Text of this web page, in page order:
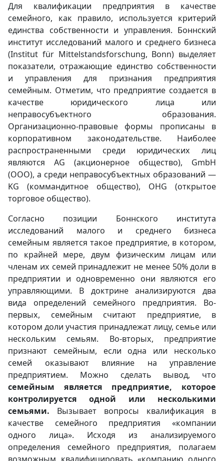
Для квалификации предприятия в качестве
семейного, как правило, используется критерий
единства собственности и управления. Боннский
институт исследований малого и среднего бизнеса
(Institut für Mittelstandsforschung, Bonn) выделяет
показатели, отражающие единство собственности
и управления для признания предприятия
семейным. Отметим, что предприятие создается в
качестве юридического лица или
неправосубъектного образования.
Организационно-правовые формы прописаны в
корпоративном законодательстве. Наиболее
распространенными среди юридических лиц
являются AG (акционерное общество), GmbH
(ООО), а среди неправосубъектных образований —
KG (коммандитное общество), OHG (открытое
торговое общество).
Согласно позиции Боннского института
исследований малого и среднего бизнеса
семейным является такое предприятие, в котором,
по крайней мере, двум физическим лицам или
членам их семей принадлежит не менее 50% доли в
предприятии и одновременно они являются его
управляющими. В доктрине анализируются два
вида определений семейного предприятия. Во-
первых, семейным считают предприятие, в
котором доли участия принадлежат лицу, семье или
нескольким семьям. Во-вторых, предприятие
признают семейным, если одна или несколько
семей оказывают влияние на управление
предприятием. Можно сделать вывод, что
семейным является предприятие, которое
контролируется одной или несколькими
семьями. Вызывает вопросы квалификация в
качестве семейного предприятия «компании
одного лица». Исходя из анализируемого
определения семейного предприятия, полагаем